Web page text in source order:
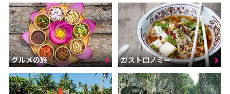
グルメの旅 ガストロノミー